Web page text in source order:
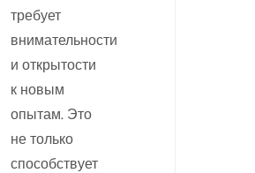
требует
внимательности
и открытости
к новым
опытам. Это
не только
способствует